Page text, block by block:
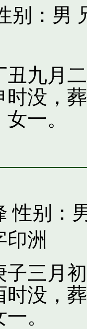
别：男
丑九月
时没，
一。
性别：
印洲
子三月
时没，
。